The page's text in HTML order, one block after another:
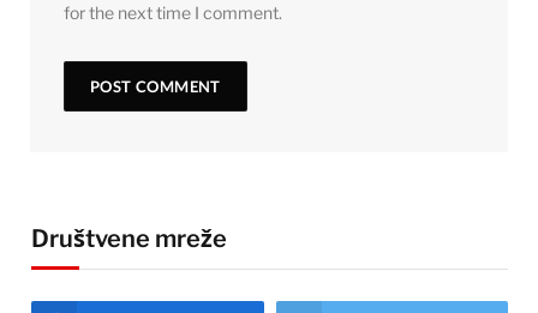
for the next time I comment.
Društvene mreže